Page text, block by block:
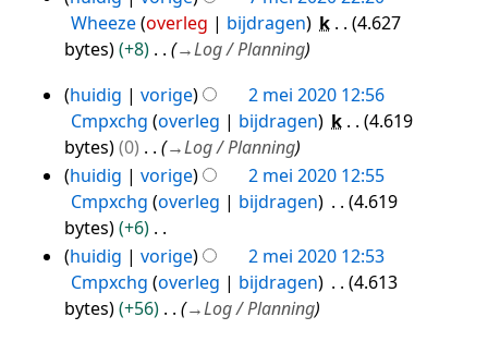
a
t
i
n
g
m
e
v
a
t
t
n
g
7
mei
2020
Wheeze overleg bijdragen k
4.627
bytes
+8 →Log / Planning
2
mei
2020
huidig vorige
2 mei 2020 12:56
Cmpxchg overleg bijdragen k
4.619
bytes
0 →Log / Planning
huidig
vorige
2 mei 2020 12:55
Cmpxchg overleg bijdragen
4.619
bytes
+6
G
e
huidig vorige
2 mei 2020 12:53
Cmpxchg overleg bijdragen
4.613
bytes
+56 →Log / Planning